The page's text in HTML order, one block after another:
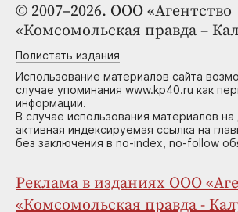
© 2007–2026. ООО «Агентство
«Комсомольская правда –
Полистать издания
Использование материалов сайта
случае упоминания www.kp40.ru как
информации.
В случае использования материалов на
активная индексируемая ссылка на
без заключения в no-index, no-follow
Реклама в изданиях ООО
«Комсомольская правда -